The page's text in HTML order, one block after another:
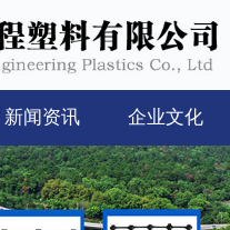
新闻资讯 企业文化